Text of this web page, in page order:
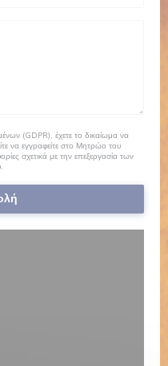
(GDPR), έχετε το δικαίωμα να
να εγγραφείτε στο Μητρώο του
σχετικά με την επεξεργασία των
.